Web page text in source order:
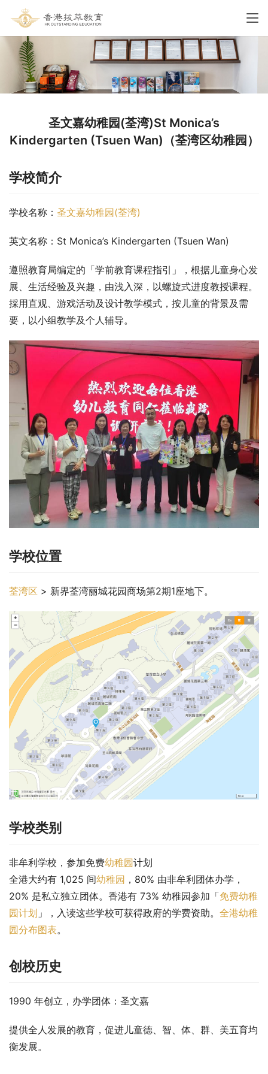
圣文嘉幼稚园(荃湾)St Monica’s
Kindergarten (Tsuen Wan)（荃湾区幼稚园）
学校简介
学校名称： 圣文嘉幼稚园(荃湾)
英文名称：St Monica’s Kindergarten (Tsuen Wan)
遵照教育局编定的「学前教育课程指引」，根据儿童身心发
展、生活经验及兴趣，由浅入深，以螺旋式进度教授课程。
採用直观、游戏活动及设计教学模式，按儿童的背景及需
要，以小组教学及个人辅导。
学校位置
荃湾区 > 新界荃湾丽城花园商场第2期1座地下。
学校类别
非牟利学校，参加免费幼稚园计划
全港大约有 1,025 间幼稚园 ，80% 由非牟利团体办学，
20% 是私立独立团体。香港有 73% 幼稚园参加「免费幼稚
园计划 」，入读这些学校可获得政府的学费资助。 全港幼稚
园分布图表。
创校历史
1990 年创立，办学团体：圣文嘉
提供全人发展的教育，促进儿童德、智、体、群、美五育均
衡发展。